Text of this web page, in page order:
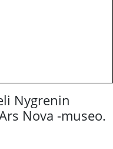
Nygrenin
Nova -museo.